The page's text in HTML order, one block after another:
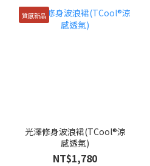
質感新品
光澤修身波浪裙(TCool®涼
感透氣)
NT$1,780